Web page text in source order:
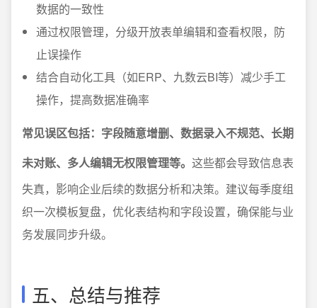
数据的一致性
通过权限管理，分级开放表单编辑和查看权限，防
止误操作
结合自动化工具（如ERP、九数云BI等）减少手工
操作，提高数据准确率
常见误区包括：字段随意增删、数据录入不规范、长期
未对账、多人编辑无权限管理等。 这些都会导致信息表
失真，影响企业后续的数据分析和决策。建议每季度组
织一次模板复盘，优化表结构和字段设置，确保能与业
务发展同步升级。
五、总结与推荐